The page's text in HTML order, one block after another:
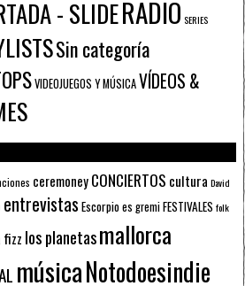
- SLIDERADIO SERIES
Sin categoría
VIDEOJUEGOS Y MÚSICAVÍDEOS &
ceremoneyCONCIERTOS cultura David
entrevistas Escorpioes gremiFESTIVALES folk
fizz los planetasmallorca
músicaNotodoesindie